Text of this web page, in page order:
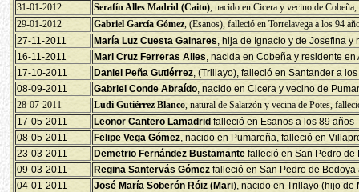
31-01-2012
Serafín Alles Madrid (Caito), nacido en Cicera y vecino de
29-01-2012
Gabriel García Gómez, (Esanos), falleció en Torrelavega a los 94
27-11-2011
María Luz Cuesta Galnares, hija de Ignacio y de Josefina
16-11-2011
Mari Cruz Ferreras Alles, nacida en Cobeña y residente
17-10-2011
Daniel Peña Gutiérrez, (Trillayo), falleció en Santander a
08-09-2011
Gabriel Conde Abraído, nacido en Cicera y vecino de
28-07-2011
Ludi Gutiérrez Blanco, natural de Salarzón y vecina de Potes,
17-05-2011
Leonor Cantero Lamadrid falleció en Esanos a los 89 años
08-05-2011
Felipe Vega Gómez, nacido en Pumareña, falleció en
23-03-2011
Demetrio Fernández Bustamante falleció en San Pedro de
09-03-2011
Regina Santervás Gómez falleció en San Pedro de Bedoya
04-01-2011
José María Soberón Róiz (Mari), nacido en Trillayo (hijo de